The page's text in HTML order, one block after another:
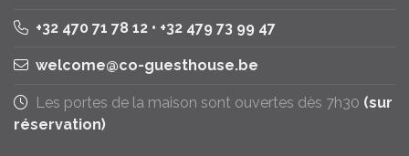
+32 470 71 78 12 • +32 479 73 99 47
welcome@co-guesthouse.be
Les portes de la maison sont ouvertes dès 7h30 (sur
réservation)